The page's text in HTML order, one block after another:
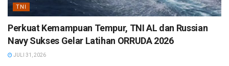
TNI
Perkuat Kemampuan Tempur, TNI AL dan Russian
Navy Sukses Gelar Latihan ORRUDA 2026
JULI 31, 2026